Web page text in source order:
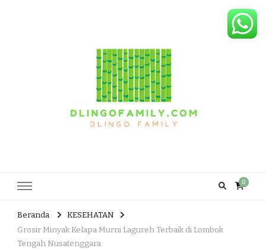
0
Beranda
KESEHATAN
Grosir Minyak Kelapa Murni Lagureh Terbaik di Lombok
Tengah Nusatenggara